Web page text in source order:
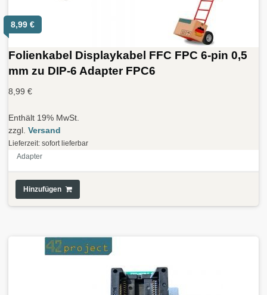
8,99 €
Folienkabel Displaykabel FFC FPC 6-pin 0,5
mm zu DIP-6 Adapter FPC6
8,99 €
Enthält 19% MwSt.
zzgl. Versand
Lieferzeit: sofort lieferbar
Adapter
Hinzufügen